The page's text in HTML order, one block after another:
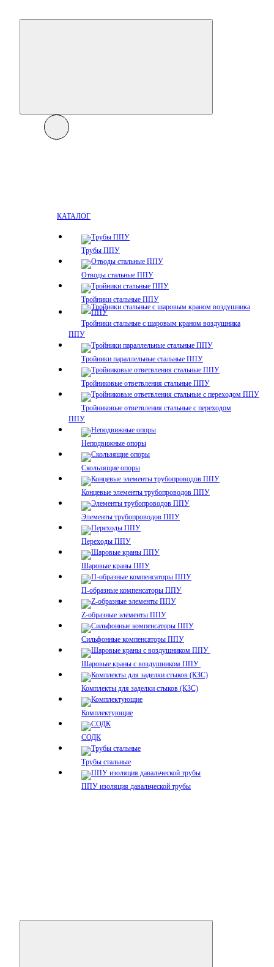
КАТАЛОГ
Трубы ППУ
Отводы стальные ППУ
Тройники стальные ППУ
Тройники стальные с шаровым краном воздушника
ППУ
Тройники параллельные стальные ППУ
Тройниковые ответвления стальные ППУ
Тройниковые ответвления стальные с переходом
ППУ
Неподвижные опоры
Скользящие опоры
Концевые элементы трубопроводов ППУ
Элементы трубопроводов ППУ
Переходы ППУ
Шаровые краны ППУ
П-образные компенсаторы ППУ
Z-образные элементы ППУ
Сильфонные компенсаторы ППУ
Шаровые краны с воздушником ППУ
Комплекты для заделки стыков (КЗС)
Комплектующие
СОДК
Трубы стальные
ППУ изоляция давальческой трубы